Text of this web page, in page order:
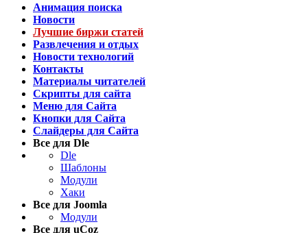
Анимация поиска
Новости
Лучшие биржи статей
Развлечения и отдых
Новости технологий
Контакты
Материалы читателей
Скрипты для сайта
Меню для Сайта
Кнопки для Сайта
Слайдеры для Сайта
Все для Dle
Dle
Шаблоны
Модули
Хаки
Все для Joomla
Модули
Все для uCoz